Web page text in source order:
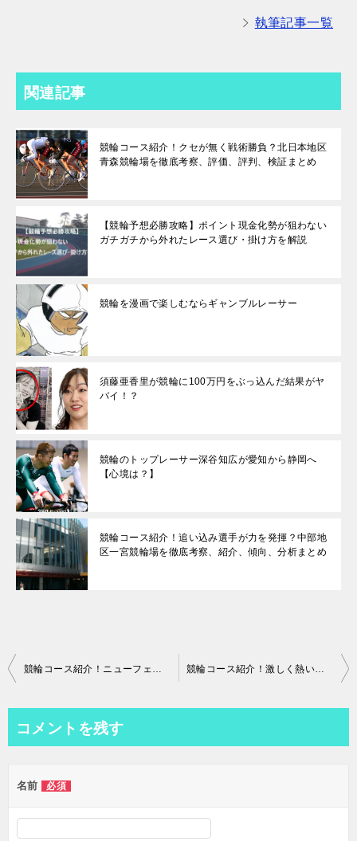
執筆記事一覧
関連記事
競輪コース紹介！クセが無く戦術勝負？北日本地区
青森競輪場を徹底考察、評価、評判、検証まとめ
【競輪予想必勝攻略】ポイント現金化勢が狙わない
ガチガチから外れたレース選び・掛け方を解説
競輪を漫画で楽しむならギャンブルレーサー
須藤亜香里が競輪に100万円をぶっ込んだ結果がヤ
バイ！？
競輪のトップレーサー深谷知広が愛知から静岡へ
【心境は？】
競輪コース紹介！追い込み選手が力を発揮？中部地
区一宮競輪場を徹底考察、紹介、傾向、分析まとめ
投
ビ
ー
シ
競輪コース紹介！ニューフェイスが有利？近畿地区福井競輪場を徹底考察、紹介、傾向、分析まとめ 競輪コース紹介！激しく熱い戦いが見どころ！近畿地区奈良競輪場を徹底考察、紹介、傾向、分析まとめ
コメントを残す
名前 必須